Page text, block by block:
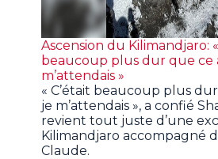
Ascension du Kilimandjaro: «
beaucoup plus dur que ce
m’attendais »
« C’était beaucoup plus
je m’attendais », a confié
revient tout juste d’une
Kilimandjaro accompagné
Claude.